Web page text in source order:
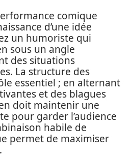
comique
d’une idée
un humoriste qui
sous un angle
des situations
La structure des
essentiel ; en alternant
et des blagues
doit maintenir une
pour garder l’audience
habile de
permet de maximiser